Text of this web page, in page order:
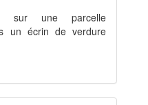
sur une parcelle
un écrin de verdure